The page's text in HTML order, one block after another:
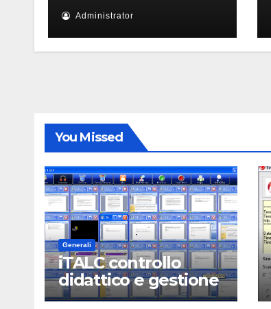
Administrator
You Missed
Generali
iTALC controllo
didattico e gestione
LAN scolastica